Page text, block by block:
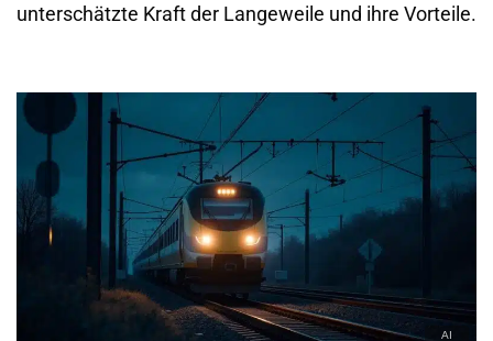
unterschätzte Kraft der Langeweile und ihre Vorteile.